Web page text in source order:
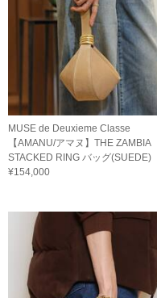
MUSE de Deuxieme Classe
【AMANU/アマヌ】THE ZAMBIA
STACKED RING バッグ(SUEDE)
¥154,000